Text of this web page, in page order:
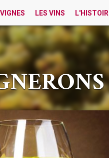
LES VINS